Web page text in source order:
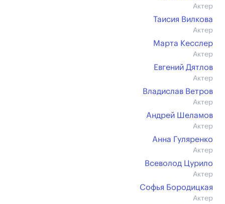
Актер
Таисия Вилкова
Актер
Марта Кесслер
Актер
Евгений Дятлов
Актер
Владислав Ветров
Актер
Андрей Шеламов
Актер
Анна Гуляренко
Актер
Всеволод Цурило
Актер
Софья Бородицкая
Актер